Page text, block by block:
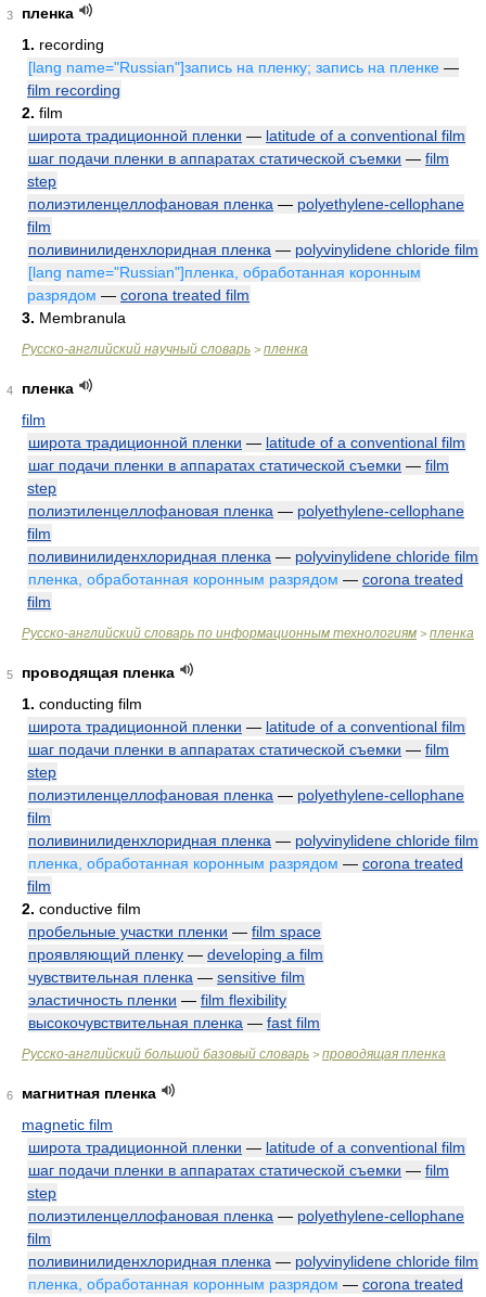
3
пленка
1. recording
[lang name="Russian"]запись на пленку; запись на пленке —
film recording
2. film
широта традиционной пленки — latitude of a conventional film
шаг подачи пленки в аппаратах статической съемки — film
step
полиэтиленцеллофановая пленка — polyethylene-cellophane
film
поливинилиденхлоридная пленка — polyvinylidene chloride film
[lang name="Russian"]пленка, обработанная коронным
разрядом — corona treated film
3. Membranula
Русско-английский научный словарь > пленка
4
пленка
film
широта традиционной пленки — latitude of a conventional film
шаг подачи пленки в аппаратах статической съемки — film
step
полиэтиленцеллофановая пленка — polyethylene-cellophane
film
поливинилиденхлоридная пленка — polyvinylidene chloride film
пленка, обработанная коронным разрядом — corona treated
film
Русско-английский словарь по информационным технологиям > пленка
5
проводящая пленка
1. conducting film
широта традиционной пленки — latitude of a conventional film
шаг подачи пленки в аппаратах статической съемки — film
step
полиэтиленцеллофановая пленка — polyethylene-cellophane
film
поливинилиденхлоридная пленка — polyvinylidene chloride film
пленка, обработанная коронным разрядом — corona treated
film
2. conductive film
пробельные участки пленки — film space
проявляющий пленку — developing a film
чувствительная пленка — sensitive film
эластичность пленки — film flexibility
высокочувствительная пленка — fast film
Русско-английский большой базовый словарь > проводящая пленка
6
магнитная пленка
magnetic film
широта традиционной пленки — latitude of a conventional film
шаг подачи пленки в аппаратах статической съемки — film
step
полиэтиленцеллофановая пленка — polyethylene-cellophane
film
поливинилиденхлоридная пленка — polyvinylidene chloride film
пленка, обработанная коронным разрядом — corona treated